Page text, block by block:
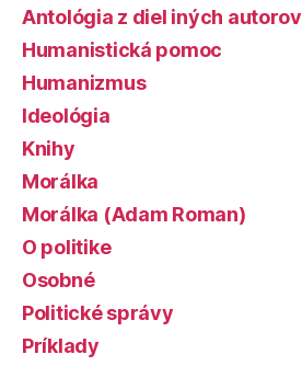
Antológia z diel iných autorov
Humanistická pomoc
Humanizmus
Ideológia
Knihy
Morálka
Morálka (Adam Roman)
O politike
Osobné
Politické správy
Príklady